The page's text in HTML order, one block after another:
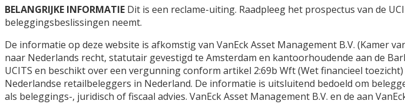
BELANGRIJKE INFORMATIE Dit is een reclame-uiting. Raadpleeg het prospectus van de
beleggingsbeslissingen neemt.
De informatie op deze website is afkomstig van VanEck Asset Management B.V. (Kamer
naar Nederlands recht, statutair gevestigd te Amsterdam en kantoorhoudende aan de
UCITS en beschikt over een vergunning conform artikel 2:69b Wft (Wet financieel
Nederlandse retailbeleggers in Nederland. De informatie is uitsluitend bedoeld om
als beleggings-, juridisch of fiscaal advies. VanEck Asset Management B.V. en de aan